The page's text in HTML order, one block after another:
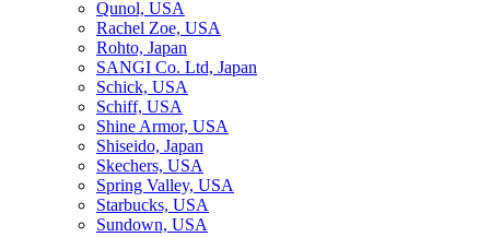
Qunol, USA
Rachel Zoe, USA
Rohto, Japan
SANGI Co. Ltd, Japan
Schick, USA
Schiff, USA
Shine Armor, USA
Shiseido, Japan
Skechers, USA
Spring Valley, USA
Starbucks, USA
Sundown, USA